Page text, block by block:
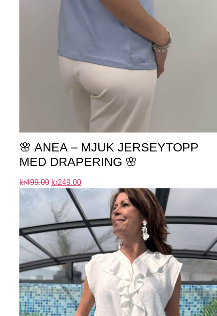
🌸 ANEA – MJUK JERSEYTOPP
MED DRAPERING 🌸
kr499.00 kr249.00